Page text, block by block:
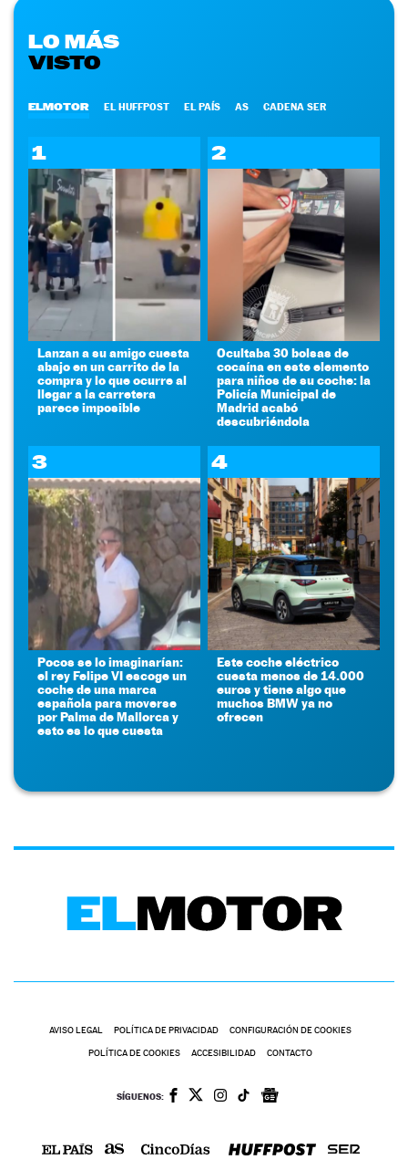
LO MÁS
VISTO
ELMOTOR EL HUFFPOST EL PAÍS AS CADENA SER
1
Lanzan a su amigo cuesta
abajo en un carrito de la
compra y lo que ocurre al
llegar a la carretera
parece imposible
2
Ocultaba 30 bolsas de
cocaína en este elemento
para niños de su coche: la
Policía Municipal de
Madrid acabó
descubriéndola
3
Pocos se lo imaginarían:
el rey Felipe VI escoge un
coche de una marca
española para moverse
por Palma de Mallorca y
esto es lo que cuesta
4
Este coche eléctrico
cuesta menos de 14.000
euros y tiene algo que
muchos BMW ya no
ofrecen
AVISO LEGAL POLÍTICA DE PRIVACIDAD CONFIGURACIÓN DE COOKIES
POLÍTICA DE COOKIES ACCESIBILIDAD CONTACTO
SÍGUENOS: